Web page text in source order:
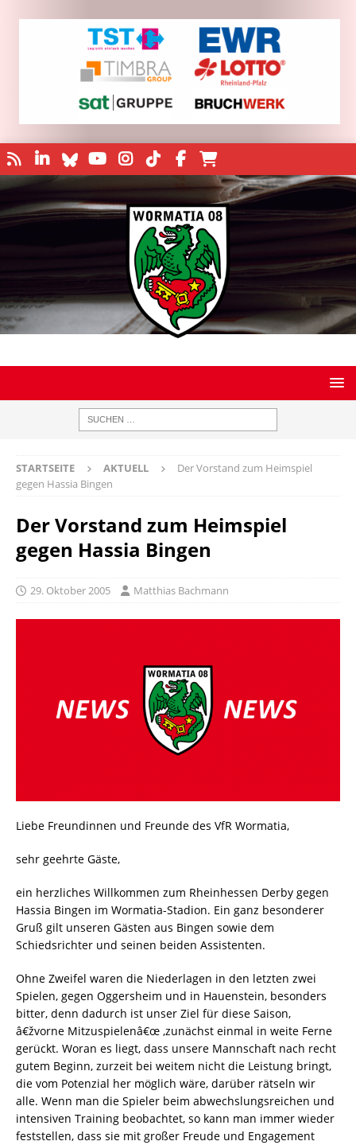
STARTSEITE AKTUELL
Der Vorstand zum Heimspiel
gegen Hassia Bingen
Der Vorstand zum Heimspiel
gegen Hassia Bingen
29. Oktober 2005 Matthias Bachmann
Liebe Freundinnen und Freunde des VfR Wormatia,
sehr geehrte Gäste,
ein herzliches Willkommen zum Rheinhessen Derby gegen
Hassia Bingen im Wormatia-Stadion. Ein ganz besonderer
Gruß gilt unseren Gästen aus Bingen sowie dem
Schiedsrichter und seinen beiden Assistenten.
Ohne Zweifel waren die Niederlagen in den letzten zwei
Spielen, gegen Oggersheim und in Hauenstein, besonders
bitter, denn dadurch ist unser Ziel für diese Saison,
â€žvorne Mitzuspielenâ€œ ,zunächst einmal in weite Ferne
gerückt. Woran es liegt, dass unsere Mannschaft nach recht
gutem Beginn, zurzeit bei weitem nicht die Leistung bringt,
die vom Potenzial her möglich wäre, darüber rätseln wir
alle. Wenn man die Spieler beim abwechslungsreichen und
intensiven Training beobachtet, so kann man immer wieder
feststellen, dass sie mit großer Freude und Engagement